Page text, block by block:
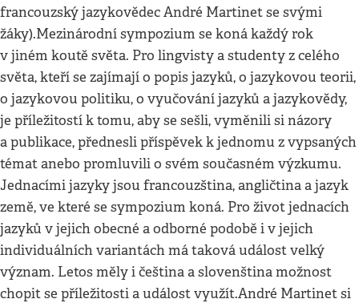
francouzský jazykovědec André Martinet se svými
žáky).Mezinárodní sympozium se koná každý rok
v jiném koutě světa. Pro lingvisty a studenty z celého
světa, kteří se zajímají o popis jazyků, o jazykovou teorii,
o jazykovou politiku, o vyučování jazyků a jazykovědy,
je příležitostí k tomu, aby se sešli, vyměnili si názory
a publikace, přednesli příspěvek k jednomu z vypsaných
témat anebo promluvili o svém současném výzkumu.
Jednacími jazyky jsou francouzština, angličtina a jazyk
země, ve které se sympozium koná. Pro život jednacích
jazyků v jejich obecné a odborné podobě i v jejich
individuálních variantách má taková událost velký
význam. Letos měly i čeština a slovenština možnost
chopit se příležitosti a událost využít.André Martinet si